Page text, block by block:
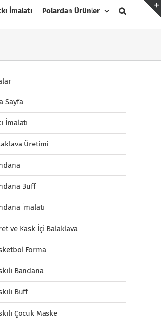
İmalatı Polardan Ürünler
Sayfa
İmalatı
Üretimi
Buff
İmalatı
ve Kask İçi Balaklava
Forma
Bandana
Buff
Çocuk Maske